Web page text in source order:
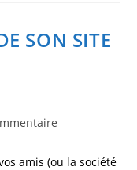
SON SITE
amis (ou la société